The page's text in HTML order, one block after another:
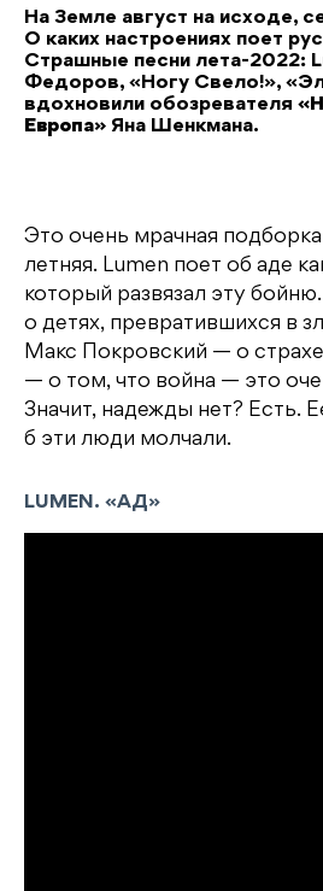
На Земле август на исходе,
О каких настроениях поет
Страшные песни лета-2022:
Федоров, «Ногу Свело!»,
вдохновили обозревателя
Европа» Яна Шенкмана.
Это очень мрачная подборка
летняя. Lumen поет об аде
который развязал эту
о детях, превратившихся в
Макс Покровский — о
— о том, что война — это
Значит, надежды нет? Есть.
б эти люди молчали.
LUMEN. «АД»